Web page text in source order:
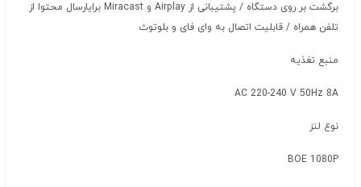
برگشت بر روی دستگاه / پشتیبانی از Airplay و Miracast برایارسال محتوا از
تلفن همراه / قابلیت اتصال به وای فای و بلوتوث
منبع تغذیه
AC 220-240 V 50Hz 8A
نوع لنز
BOE 1080P